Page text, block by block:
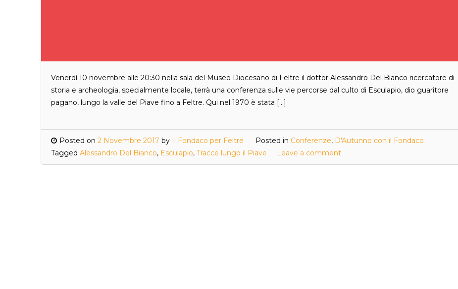
Venerdì 10 novembre alle 20:30 nella sala del Museo Diocesano di Feltre il dottor Alessandro Del Bianco ricercatore di
storia e archeologia, specialmente locale, terrà una conferenza sulle vie percorse dal culto di Esculapio, dio guaritore
pagano, lungo la valle del Piave fino a Feltre. Qui nel 1970 è stata […]
Posted on 2 Novembre 2017 by Il Fondaco per Feltre Posted in Conferenze, D'Autunno con il Fondaco
Tagged Alessandro Del Bianco, Esculapio, Tracce lungo il Piave Leave a comment